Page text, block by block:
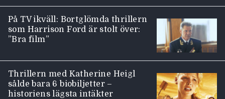
På TV ikväll: Bortglömda thrillern
som Harrison Ford är stolt över:
”Bra film”
Thrillern med Katherine Heigl
sålde bara 6 biobiljetter –
historiens lägsta intäkter